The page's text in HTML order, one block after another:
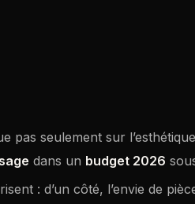
pas seulement sur
dans un budget 2026
: d’un côté, l’envie de